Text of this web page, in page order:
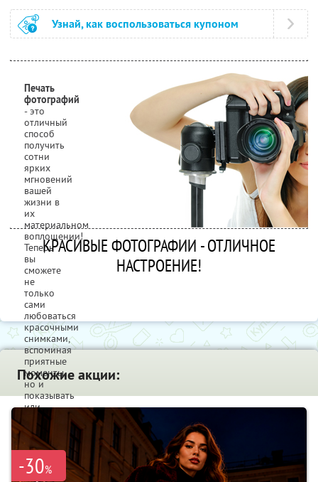
Узнай, как воспользоваться купоном
Печать
фотографий
- это
отличный
способ
получить
сотни
ярких
мгновений
вашей
жизни в
их
материальном
воплощении!
Теперь
вы
сможете
не
только
сами
любоваться
красочными
снимками,
вспоминая
приятные
моменты,
но и
показывать
или
дарить
их
друзьям,
родственникам
и
знакомым.
КРАСИВЫЕ ФОТОГРАФИИ - ОТЛИЧНОЕ
НАСТРОЕНИЕ!
Похожие акции:
-30%